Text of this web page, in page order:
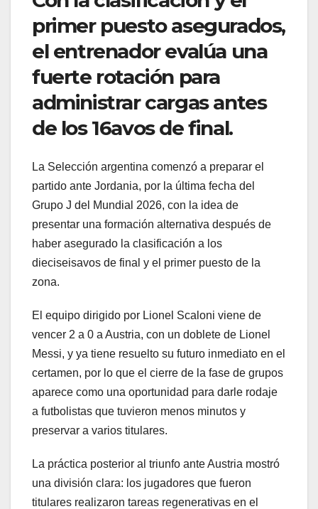
primer puesto asegurados,
el entrenador evalúa una
fuerte rotación para
administrar cargas antes
de los 16avos de final.
La Selección argentina comenzó a preparar el
partido ante Jordania, por la última fecha del
Grupo J del Mundial 2026, con la idea de
presentar una formación alternativa después de
haber asegurado la clasificación a los
dieciseisavos de final y el primer puesto de la
zona.
El equipo dirigido por Lionel Scaloni viene de
vencer 2 a 0 a Austria, con un doblete de Lionel
Messi, y ya tiene resuelto su futuro inmediato en el
certamen, por lo que el cierre de la fase de grupos
aparece como una oportunidad para darle rodaje
a futbolistas que tuvieron menos minutos y
preservar a varios titulares.
La práctica posterior al triunfo ante Austria mostró
una división clara: los jugadores que fueron
titulares realizaron tareas regenerativas en el